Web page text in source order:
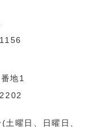
地1
曜日、日曜日、